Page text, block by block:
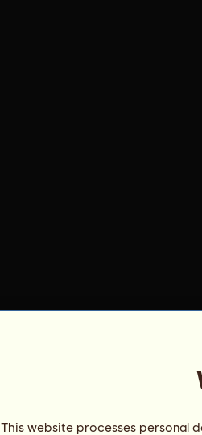
This website processes personal